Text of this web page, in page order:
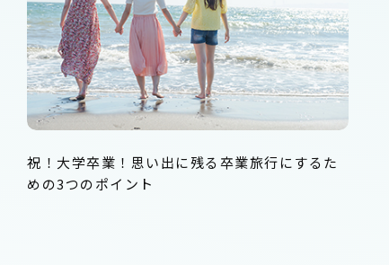
祝！大学卒業！思い出に残る卒業旅行にするた
めの3つのポイント